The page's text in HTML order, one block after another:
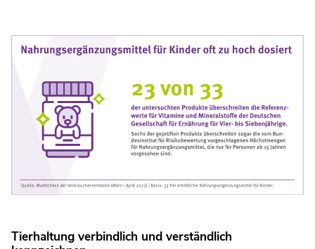
Tierhaltung verbindlich und verständlich